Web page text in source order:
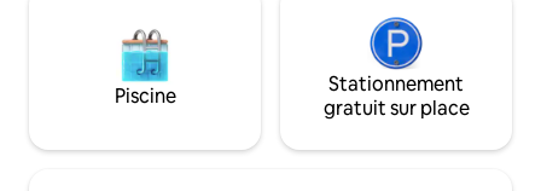
Piscine
Stationnement
gratuit sur place